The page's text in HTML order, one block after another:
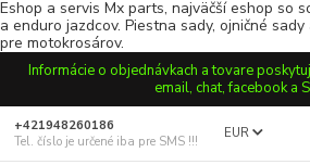
Eshop a servis Mx parts, najväčší eshop so
a enduro jazdcov. Piestna sady, ojničné
pre motokrosárov.
Informácie o objednávkach a tovare
email, chat, facebook a
EUR
+421948260186
Tel. číslo je určené iba pre SMS !!!